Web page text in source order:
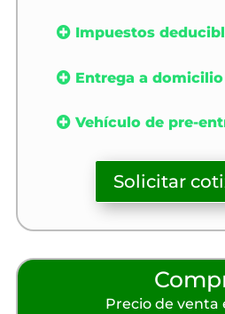
Impuestos
Entrega a domicilio
Vehículo de pre-
Solicitar
Precio de venta